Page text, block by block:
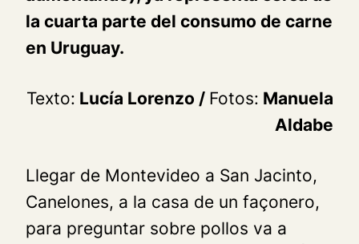
la cuarta parte del consumo de carne
en Uruguay.
Texto: Lucía Lorenzo / Fotos: Manuela
Aldabe
Llegar de Montevideo a San Jacinto,
Canelones, a la casa de un façonero,
para preguntar sobre pollos va a